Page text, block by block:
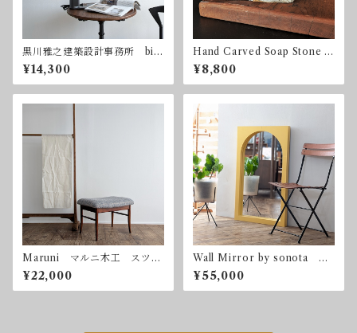
黒川雅之建築設計事務所 bio
-lite pro 林原生物化学研究
所 ヤマギワ バイオライト
プロ
¥14,300
Hand Carved Soap Stone S
culpture by Wilma Elliott M
ohawk
¥8,800
Maruni マルニ木工 スツー
ル オットマン ヴィンテー
ジ
¥22,000
Wall Mirror by sonota オ
リジナル ウォールミラー
壁掛け鏡
¥55,000